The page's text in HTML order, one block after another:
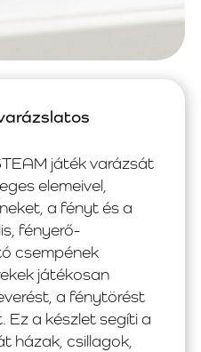
játék varázsát
elemeivel,
a fényt és a
fényerő-
csempének
játékosan
a fénytörést
Ez a készlet segíti a
házak, csillagok,